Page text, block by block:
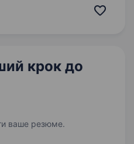
бізнесом.
крок до
ваше резюме.